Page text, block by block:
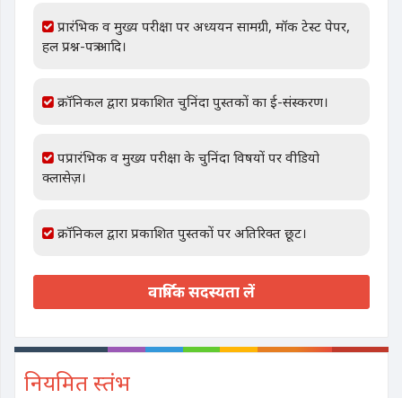
प्रारंभिक व मुख्य परीक्षा पर अध्ययन सामग्री, मॉक टेस्ट पेपर,
हल प्रश्न-पत्र आदि।
क्रॉनिकल द्वारा प्रकाशित चुनिंदा पुस्तकों का ई-संस्करण।
पप्रारंभिक व मुख्य परीक्षा के चुनिंदा विषयों पर वीडियो
क्लासेज़।
क्रॉनिकल द्वारा प्रकाशित पुस्तकों पर अतिरिक्त छूट।
वार्षिक सदस्यता लें
नियमित स्तंभ